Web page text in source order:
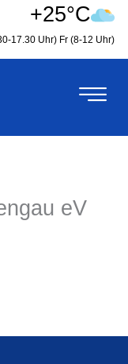
+25°C
17.30 Uhr) Fr (8-12 Uhr)
eV